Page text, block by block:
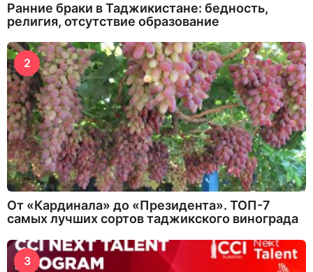
Ранние браки в Таджикистане: бедность,
религия, отсутствие образование
2
От «Кардинала» до «Президента». ТОП-7
самых лучших сортов таджикского винограда
3